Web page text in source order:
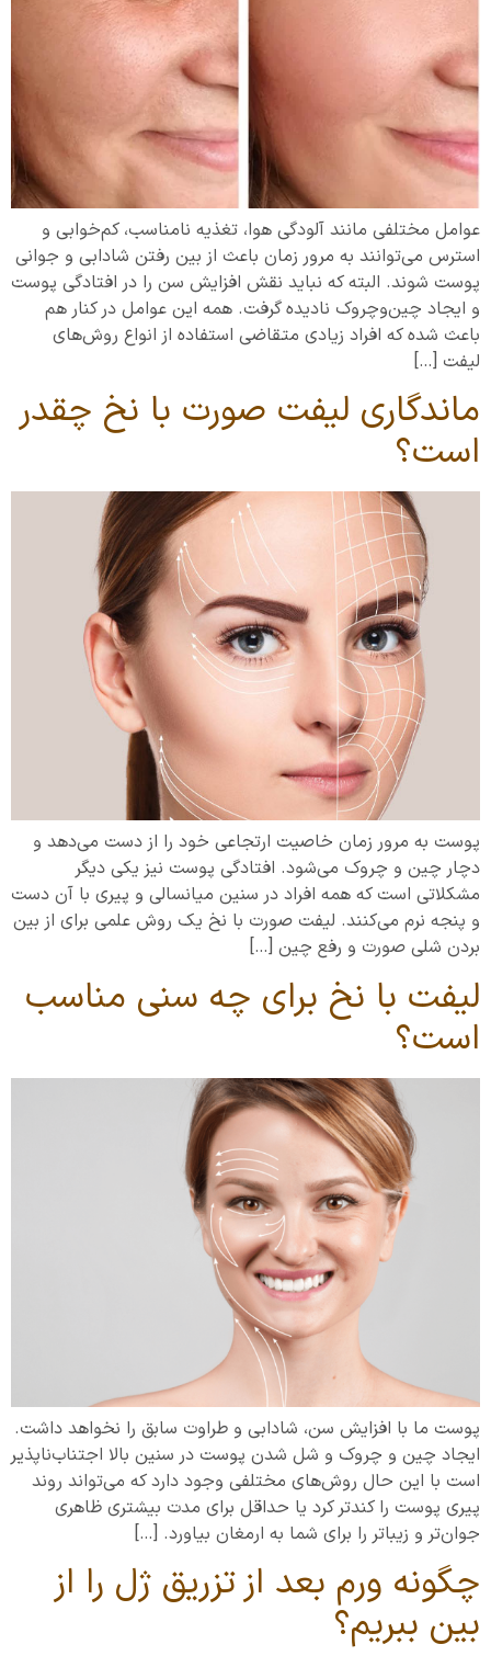
عوامل مختلفی مانند آلودگی هوا، تغذیه نامناسب، کم‌خوابی و
استرس می‌توانند به مرور زمان باعث از بین رفتن شادابی و جوانی
پوست شوند. البته که نباید نقش افزایش سن را در افتادگی پوست
و ایجاد چین‌وچروک نادیده گرفت. همه این عوامل در کنار هم
باعث شده که افراد زیادی متقاضی استفاده از انواع روش‌های
لیفت […]
ماندگاری لیفت صورت با نخ چقدر
است؟
پوست به مرور زمان خاصیت ارتجاعی خود را از دست می‌دهد و
دچار چین و چروک می‌شود. افتادگی پوست نیز یکی دیگر
مشکلاتی است که همه افراد در سنین میانسالی و پیری با آن دست
و پنجه نرم می‌کنند. لیفت صورت با نخ یک روش علمی برای از بین
بردن شلی صورت و رفع چین […]
لیفت با نخ برای چه سنی مناسب
است؟
پوست ما با افزایش سن، شادابی و طراوت سابق را نخواهد داشت.
ایجاد چین و چروک و شل شدن پوست در سنین بالا اجتناب‌ناپذیر
است با این حال روش‌های مختلفی وجود دارد که می‌تواند روند
پیری پوست را کندتر کرد یا حداقل برای مدت بیشتری ظاهری
جوان‌تر و زیباتر را برای شما به ارمغان بیاورد. […]
چگونه ورم بعد از تزریق ژل را از
بین ببریم؟